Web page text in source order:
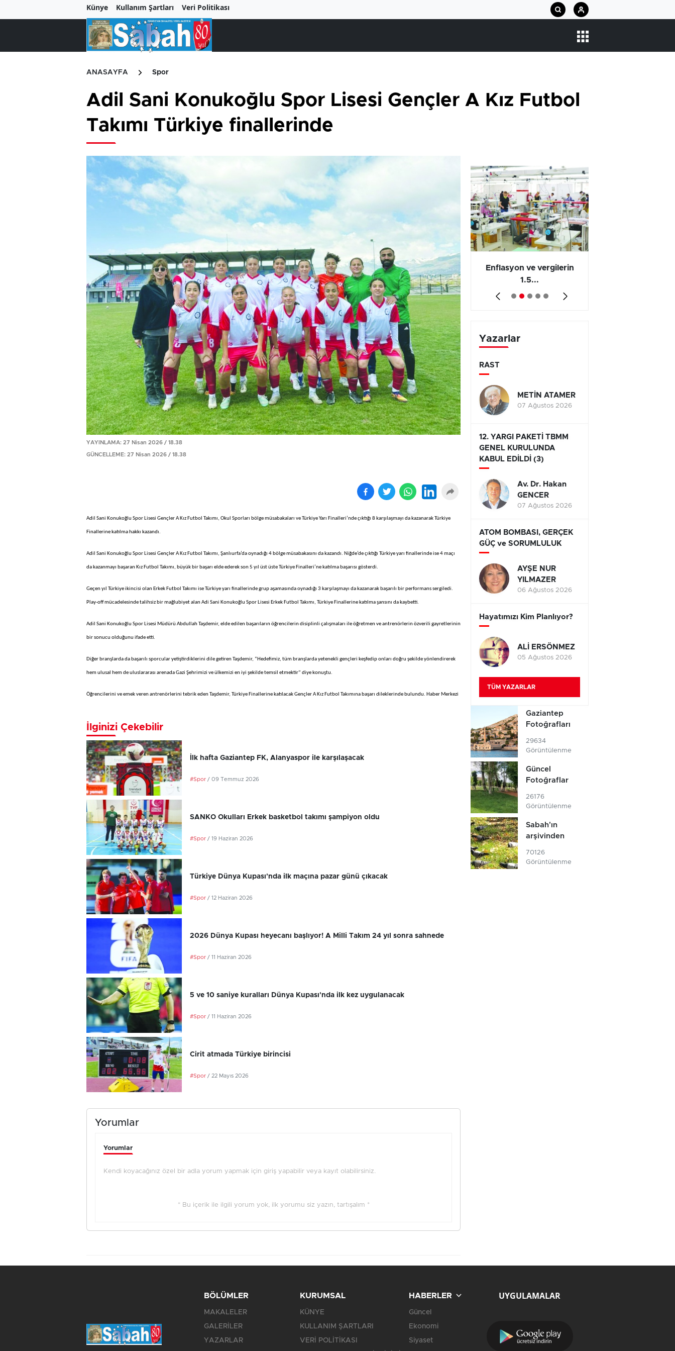
Künye Kullanım Şartları Veri Politikası
ANASAYFA Spor
Adil Sani Konukoğlu Spor Lisesi Gençler A Kız Futbol
Takımı Türkiye finallerinde
YAYINLAMA: 27 Nisan 2026 / 18.38
GÜNCELLEME: 27 Nisan 2026 / 18.38
Adil Sani Konukoğlu Spor Lisesi Gençler A Kız Futbol Takımı, Okul Sporları bölge müsabakaları ve Türkiye Yarı Finalleri’nde çıktığı 8 karşılaşmayı da kazanarak Türkiye
Finallerine katılma hakkı kazandı.
Adil Sani Konukoğlu Spor Lisesi Gençler A Kız Futbol Takımı, Şanlıurfa’da oynadığı 4 bölge müsabakasını da kazandı. Niğde’de çıktığı Türkiye yarı finallerinde ise 4 maçı
da kazanmayı başaran Kız Futbol Takımı, büyük bir başarı elde ederek son 5 yıl üst üste Türkiye Finalleri’ne katılma başarısı gösterdi.
Geçen yıl Türkiye ikincisi olan Erkek Futbol Takımı ise Türkiye yarı finallerinde grup aşamasında oynadığı 3 karşılaşmayı da kazanarak başarılı bir performans sergiledi.
Play-off mücadelesinde talihsiz bir mağlubiyet alan Adi Sani Konukoğlu Spor Lisesi Erkek Futbol Takımı, Türkiye Finallerine katılma şansını da kaybetti.
Adil Sani Konukoğlu Spor Lisesi Müdürü Abdullah Taşdemir, elde edilen başarıların öğrencilerin disiplinli çalışmaları ile öğretmen ve antrenörlerin özverili gayretlerinin
bir sonucu olduğunu ifade etti.
Diğer branşlarda da başarılı sporcular yetiştirdiklerini dile getiren Taşdemir, “Hedefimiz, tüm branşlarda yetenekli gençleri keşfedip onları doğru şekilde yönlendirerek
hem ulusal hem de uluslararası arenada Gazi Şehrimizi ve ülkemizi en iyi şekilde temsil etmektir” diye konuştu.
Öğrencilerini ve emek veren antrenörlerini tebrik eden Taşdemir, Türkiye Finallerine katılacak Gençler A Kız Futbol Takımına başarı dileklerinde bulundu. Haber Merkezi
İlginizi Çekebilir
İlk hafta Gaziantep FK, Alanyaspor ile karşılaşacak
#Spor / 09 Temmuz 2026
SANKO Okulları Erkek basketbol takımı şampiyon oldu
#Spor / 19 Haziran 2026
Türkiye Dünya Kupası'nda ilk maçına pazar günü çıkacak
#Spor / 12 Haziran 2026
2026 Dünya Kupası heyecanı başlıyor! A Milli Takım 24 yıl sonra sahnede
#Spor / 11 Haziran 2026
5 ve 10 saniye kuralları Dünya Kupası'nda ilk kez uygulanacak
#Spor / 11 Haziran 2026
Cirit atmada Türkiye birincisi
#Spor / 22 Mayıs 2026
Yorumlar
Yorumlar
Kendi koyacağınız özel bir adla yorum yapmak için giriş yapabilir veya kayıt olabilirsiniz.
* Bu içerik ile ilgili yorum yok, ilk yorumu siz yazın, tartışalım *
Birçok uyku hastalığının
tan...
En ucuz sigara 120 TL, en
pa...
Enflasyon ve vergilerin
1.5...
Yazarlar
RAST
METİN ATAMER
07 Ağustos 2026
12. YARGI PAKETİ TBMM
GENEL KURULUNDA
KABUL EDİLDİ (3)
Av. Dr. Hakan
GENCER
07 Ağustos 2026
ATOM BOMBASI, GERÇEK
GÜÇ ve SORUMLULUK
AYŞE NUR
YILMAZER
06 Ağustos 2026
Hayatımızı Kim Planlıyor?
ALİ ERSÖNMEZ
05 Ağustos 2026
TÜM YAZARLAR
Gaziantep
Fotoğrafları
29634
Görüntülenme
Güncel
Fotoğraflar
26176
Görüntülenme
Sabah'ın
arşivinden
70126
Görüntülenme
BÖLÜMLER
MAKALELER
GALERİLER
YAZARLAR
KURUMSAL
KÜNYE
KULLANIM ŞARTLARI
VERİ POLİTİKASI
HABERLER
Güncel
Ekonomi
Siyaset
UYGULAMALAR